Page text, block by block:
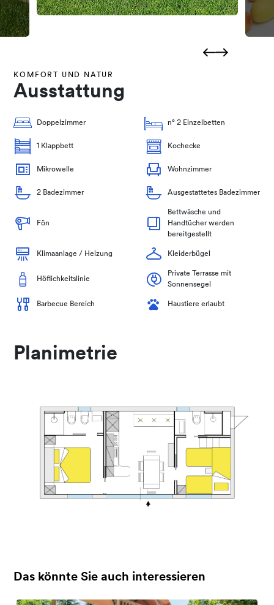
KOMFORT UND NATUR
Ausstattung
Doppelzimmer n° 2 Einzelbetten
1 Klappbett Kochecke
Mikrowelle Wohnzimmer
2 Badezimmer Ausgestattetes Badezimmer
Fön
Bettwäsche und
Handtücher werden
bereitgestellt
Klimaanlage / Heizung Kleiderbügel
Höflichkeitslinie
Private Terrasse mit
Sonnensegel
Barbecue Bereich Haustiere erlaubt
Planimetrie
Das könnte Sie auch interessieren